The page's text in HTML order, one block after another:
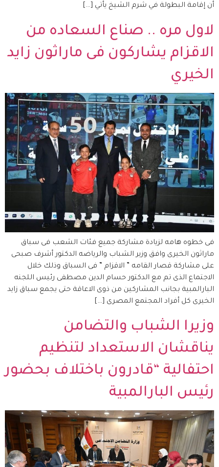
أن إقامة البطولة في شرم الشيخ يأتي […]
لاول مره .. صناع السعاده من
الاقزام يشاركون فى ماراثون زايد
الخيري
فى خطوه هامه لزيادة مشاركة جميع فئات الشعب فى سباق
ماراثون الخيرى وافق وزير الشباب والرياضه الدكتور أشرف صبحى
على مشاركة قصار القامه ” الاقزام ” فى السباق وذلك خلال
الاجتماع الذى تم مع الدكتور حسام الدين مصطفى رئيس اللجنه
البارالمبية بجانب المشاركين من ذوى الاعاقة حتى يجمع سباق زايد
الخيرى كل أفراد المجتمع المصرى […]
وزيرا الشباب والتضامن
يناقشان الاستعداد لتنظيم
احتفالية “قادرون باختلاف بحضور
رئيس البارالمبية